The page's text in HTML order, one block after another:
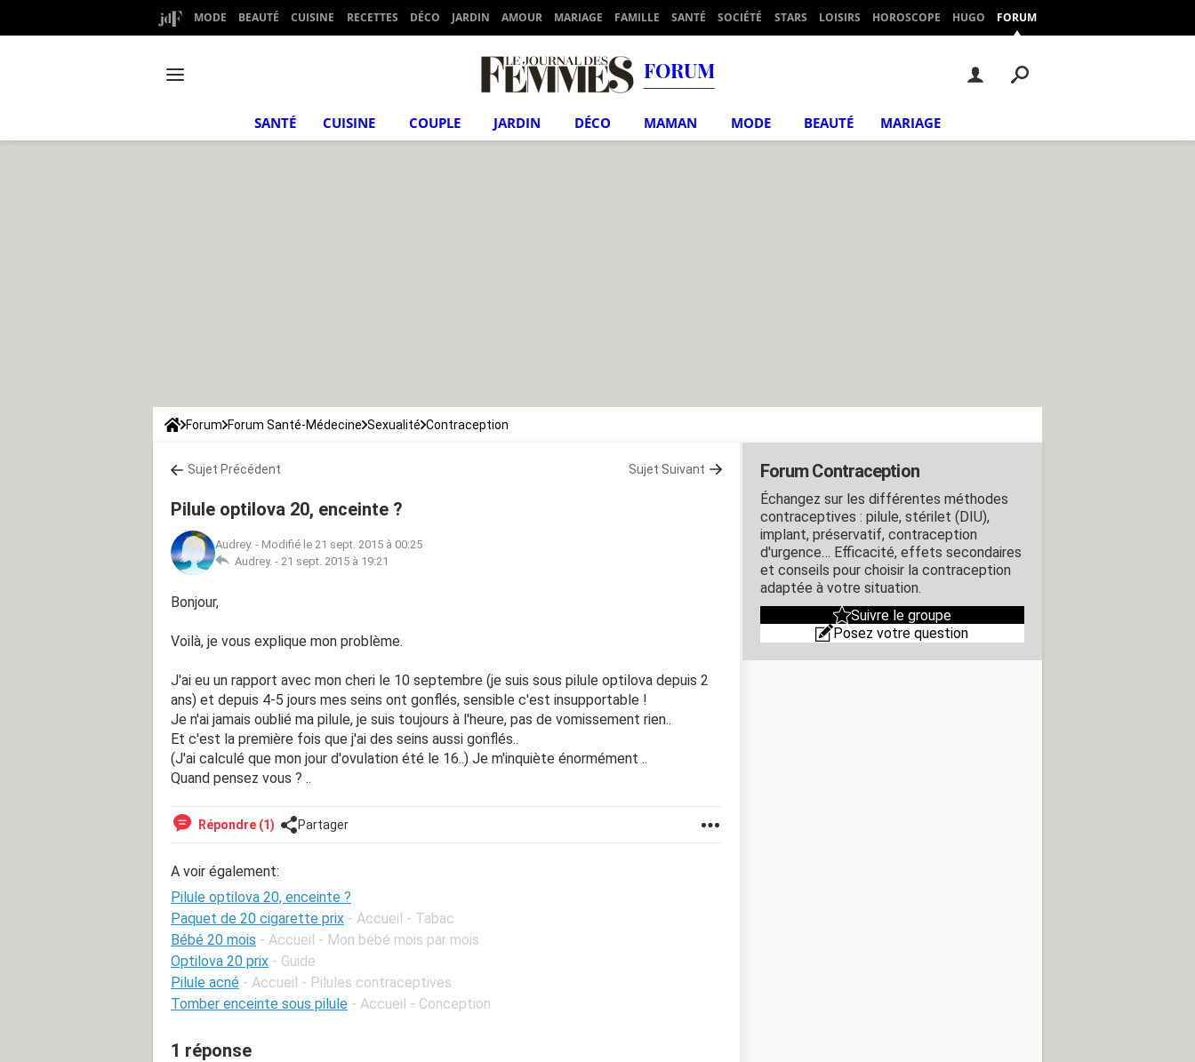
MODE BEAUTÉ CUISINE RECETTES DÉCO JARDIN AMOUR MARIAGE FAMILLE SANTÉ SOCIÉTÉ STARS LOISIRS HOROSCOPE HUGO FORUM
FORUM
SANTÉ CUISINE COUPLE JARDIN DÉCO MAMAN MODE BEAUTÉ MARIAGE
Forum Forum Santé-Médecine Sexualité Contraception
Sujet Précédent Sujet Suivant
Pilule optilova 20, enceinte ?
Audrey. - Modifié le 21 sept. 2015 à 00:25
Audrey. - 21 sept. 2015 à 19:21
Bonjour,
Voilà, je vous explique mon problème.
J'ai eu un rapport avec mon cheri le 10 septembre (je suis sous pilule optilova depuis 2
ans) et depuis 4-5 jours mes seins ont gonflés, sensible c'est insupportable !
Je n'ai jamais oublié ma pilule, je suis toujours à l'heure, pas de vomissement rien..
Et c'est la première fois que j'ai des seins aussi gonflés..
(J'ai calculé que mon jour d'ovulation été le 16..) Je m'inquiète énormément ..
Quand pensez vous ? ..
Répondre (1) Partager
A voir également:
Pilule optilova 20, enceinte ?
Paquet de 20 cigarette prix - Accueil - Tabac
Bébé 20 mois - Accueil - Mon bébé mois par mois
Optilova 20 prix - Guide
Pilule acné - Accueil - Pilules contraceptives
Tomber enceinte sous pilule - Accueil - Conception
1 réponse
Forum Contraception
Échangez sur les différentes méthodes
contraceptives : pilule, stérilet (DIU),
implant, préservatif, contraception
d'urgence… Efficacité, effets secondaires
et conseils pour choisir la contraception
adaptée à votre situation.
Suivre le groupe
Posez votre question